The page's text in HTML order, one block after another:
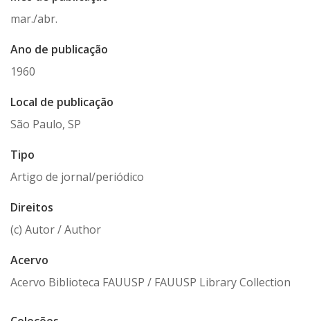
mar./abr.
Ano de publicação
1960
Local de publicação
São Paulo, SP
Tipo
Artigo de jornal/periódico
Direitos
(c) Autor / Author
Acervo
Acervo Biblioteca FAUUSP / FAUUSP Library Collection